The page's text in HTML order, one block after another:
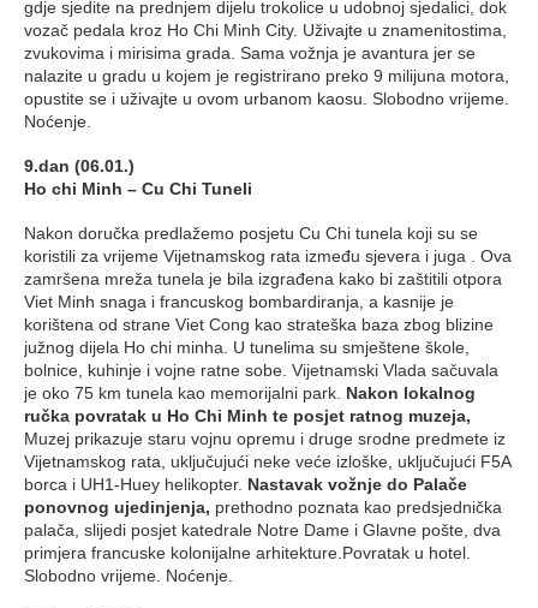
gdje sjedite na prednjem dijelu trokolice u udobnoj sjedalici, dok
vozač pedala kroz Ho Chi Minh City. Uživajte u znamenitostima,
zvukovima i mirisima grada. Sama vožnja je avantura jer se
nalazite u gradu u kojem je registrirano preko 9 milijuna motora,
opustite se i uživajte u ovom urbanom kaosu. Slobodno vrijeme.
Noćenje.
9.dan (06.01.)
Ho chi Minh – Cu Chi Tuneli
Nakon doručka predlažemo posjetu Cu Chi tunela koji su se
koristili za vrijeme Vijetnamskog rata između sjevera i juga . Ova
zamršena mreža tunela je bila izgrađena kako bi zaštitili otpora
Viet Minh snaga i francuskog bombardiranja, a kasnije je
korištena od strane Viet Cong kao strateška baza zbog blizine
južnog dijela Ho chi minha. U tunelima su smještene škole,
bolnice, kuhinje i vojne ratne sobe. Vijetnamski Vlada sačuvala
je oko 75 km tunela kao memorijalni park. Nakon lokalnog
ručka povratak u Ho Chi Minh te posjet ratnog muzeja,
Muzej prikazuje staru vojnu opremu i druge srodne predmete iz
Vijetnamskog rata, uključujući neke veće izloške, uključujući F5A
borca i UH1-Huey helikopter. Nastavak vožnje do Palače
ponovnog ujedinjenja, prethodno poznata kao predsjednička
palača, slijedi posjet katedrale Notre Dame i Glavne pošte, dva
primjera francuske kolonijalne arhitekture.Povratak u hotel.
Slobodno vrijeme. Noćenje.